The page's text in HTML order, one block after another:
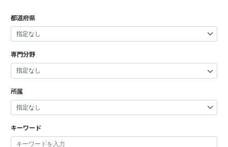
都道府県
専門分野
所属
キーワード